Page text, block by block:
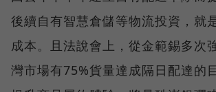
後續自有智慧倉儲等物流投資，就
成本。且法說會上，從金範錫多次
灣市場有75%貨量達成隔日配達的